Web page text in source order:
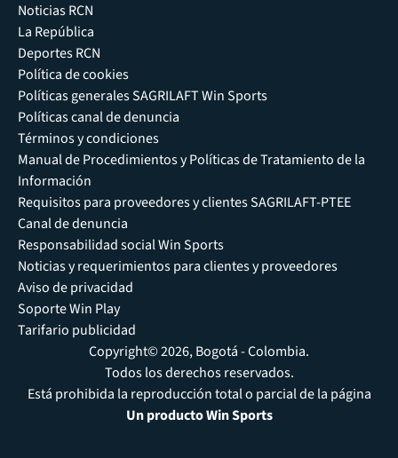
Noticias RCN
La República
Deportes RCN
Política de cookies
Políticas generales SAGRILAFT Win Sports
Políticas canal de denuncia
Términos y condiciones
Manual de Procedimientos y Políticas de Tratamiento de la
Información
Requisitos para proveedores y clientes SAGRILAFT-PTEE
Canal de denuncia
Responsabilidad social Win Sports
Noticias y requerimientos para clientes y proveedores
Aviso de privacidad
Soporte Win Play
Tarifario publicidad
Copyright© 2026, Bogotá - Colombia.
Todos los derechos reservados.
Está prohibida la reproducción total o parcial de la página
Un producto Win Sports